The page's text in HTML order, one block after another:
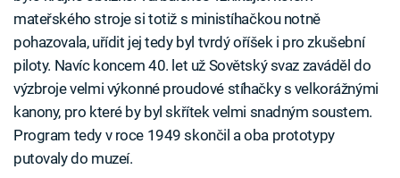
mateřského stroje si totiž s ministíhačkou notně
pohazovala, uřídit jej tedy byl tvrdý oříšek i pro zkušební
piloty. Navíc koncem 40. let už Sovětský svaz zaváděl do
výzbroje velmi výkonné proudové stíhačky s velkorážnými
kanony, pro které by byl skřítek velmi snadným soustem.
Program tedy v roce 1949 skončil a oba prototypy
putovaly do muzeí.